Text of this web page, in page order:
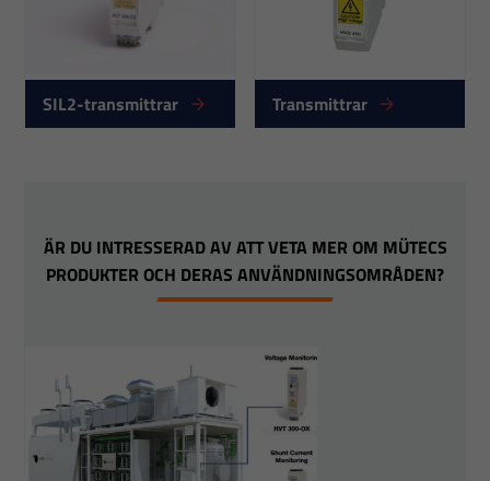
avvikelser på analog utgång, överträdelse av
Detaljerna om SIL2-certifieringen finns att tillgå, vilket
gör att våra kunder lättare kan inkludera
fabrik.
SIL2-transmittrar Transmittrar
ÄR DU INTRESSERAD AV ATT VETA MER OM MÜTECS
PRODUKTER OCH DERAS ANVÄNDNINGSOMRÅDEN?